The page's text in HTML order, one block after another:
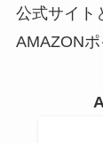
公式サイト
AMAZONポ